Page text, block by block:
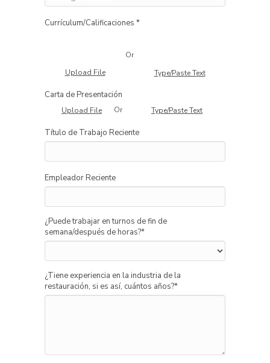
Currículum/Calificaciones *
Upload File
Or
Type/Paste Text
Carta de Presentación
Upload File Or Type/Paste Text
Título de Trabajo Reciente
Empleador Reciente
¿Puede trabajar en turnos de fin de
semana/después de horas?*
¿Tiene experiencia en la industria de la
restauración, si es así, cuántos años?*